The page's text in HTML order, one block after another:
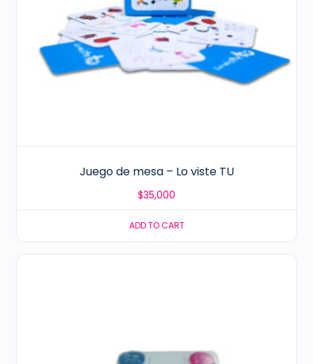
Juego de mesa – Lo viste TU
$35,000
ADD TO CART